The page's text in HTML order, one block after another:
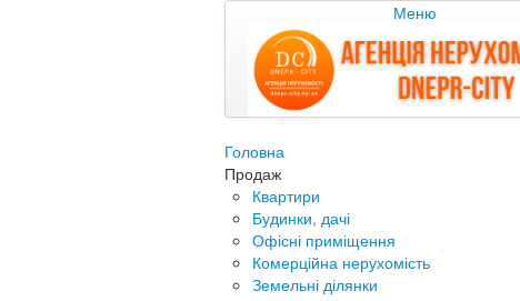
Меню
Головна
Продаж
Квартири
Будинки, дачі
Офісні приміщення
Комерційна нерухомість
Земельні ділянки